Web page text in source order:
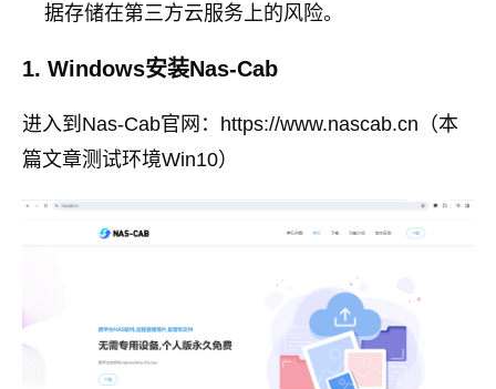
据存储在第三方云服务上的风险。
1. Windows安装Nas-Cab
进入到Nas-Cab官网：https://www.nascab.cn（本
篇文章测试环境Win10）